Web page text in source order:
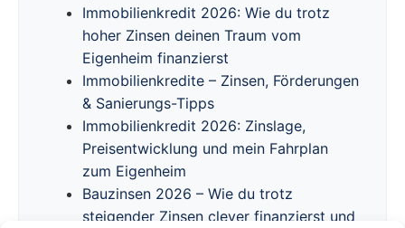
Immobilienkredit 2026: Wie du trotz
hoher Zinsen deinen Traum vom
Eigenheim finanzierst
Immobilienkredite – Zinsen, Förderungen
& Sanierungs-Tipps
Immobilienkredit 2026: Zinslage,
Preisentwicklung und mein Fahrplan
zum Eigenheim
Bauzinsen 2026 – Wie du trotz
steigender Zinsen clever finanzierst und